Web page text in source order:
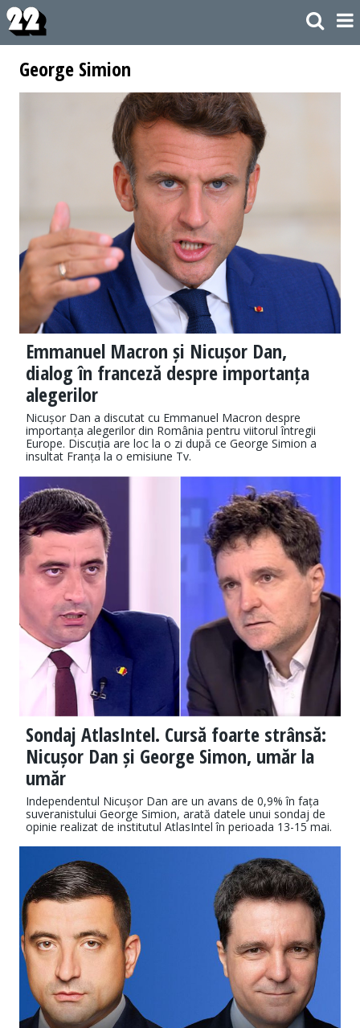
George Simion
Emmanuel Macron și Nicușor Dan,
dialog în franceză despre importanța
alegerilor
Nicușor Dan a discutat cu Emmanuel Macron despre
importanța alegerilor din România pentru viitorul întregii
Europe. Discuția are loc la o zi după ce George Simion a
insultat Franța la o emisiune Tv.
Sondaj AtlasIntel. Cursă foarte strânsă:
Nicușor Dan și George Simon, umăr la
umăr
Independentul Nicușor Dan are un avans de 0,9% în fața
suveranistului George Simion, arată datele unui sondaj de
opinie realizat de institutul AtlasIntel în perioada 13-15 mai.